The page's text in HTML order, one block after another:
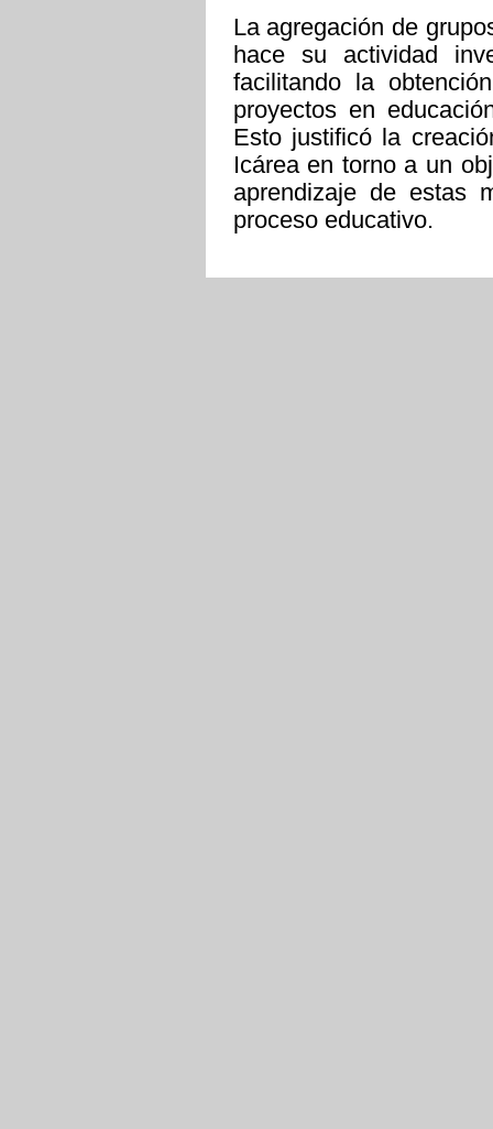
La agregación de
hace su actividad
facilitando la
proyectos en
Esto justificó la
Icárea en torno a un
aprendizaje de estas
proceso educativo.